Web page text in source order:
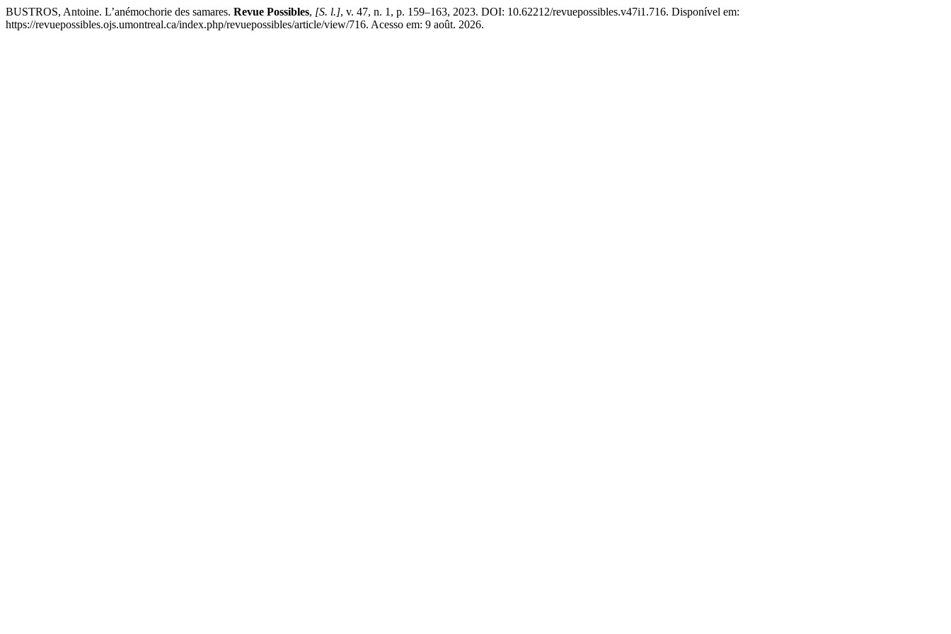
BUSTROS, Antoine. L’anémochorie des samares. Revue Possibles, [S. l.], v. 47, n. 1, p. 159–163, 2023. DOI: 10.62212/revuepossibles.v47i1.716. Disponível em:
https://revuepossibles.ojs.umontreal.ca/index.php/revuepossibles/article/view/716. Acesso em: 9 août. 2026.